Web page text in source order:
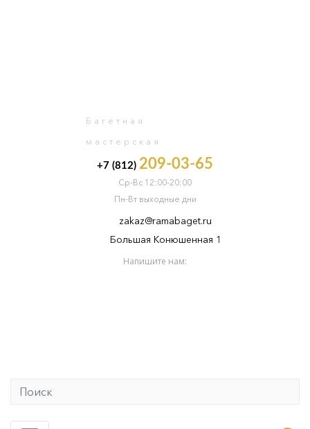
Багетная
мастерская
+7 (812) 209-03-65
Ср-Вс 12:00-20:00
Пн-Вт выходные дни
zakaz@ramabaget.ru
Большая Конюшенная 1
Напишите нам: